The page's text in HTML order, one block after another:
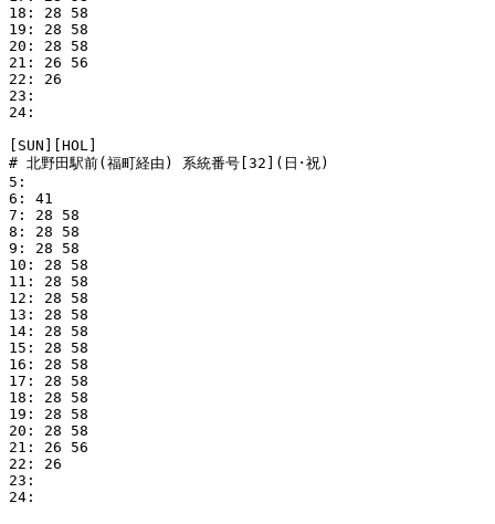
18: 28 58
19: 28 58
20: 28 58
21: 26 56
22: 26
23:
24:
[SUN][HOL]
# 北野田駅前(福町経由) 系統番号[32](日･祝)
5:
6: 41
7: 28 58
8: 28 58
9: 28 58
10: 28 58
11: 28 58
12: 28 58
13: 28 58
14: 28 58
15: 28 58
16: 28 58
17: 28 58
18: 28 58
19: 28 58
20: 28 58
21: 26 56
22: 26
23:
24: